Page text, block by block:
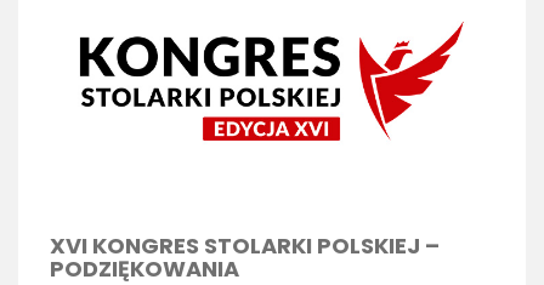
eksperckie, jubileuszowa Gala 30-lecia
XVI KONGRES STOLARKI POLSKIEJ –
PODZIĘKOWANIA